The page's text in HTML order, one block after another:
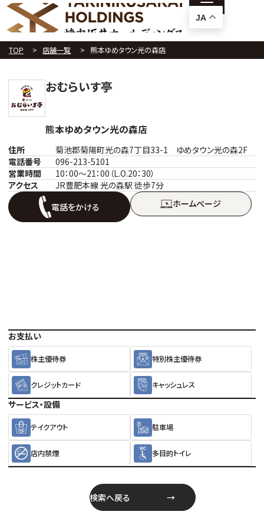
TOP 店舗一覧 熊本ゆめタウン光の森店
おむらいす亭
熊本ゆめタウン光の森店
住所
菊池郡菊陽町光の森7丁目33-1 ゆめタウン光の森2F
電話番号
096-213-5101
営業時間
10：00～21：00（L.O.20：30）
アクセス
JR豊肥本線 光の森駅 徒歩7分
電話をかける
ホームぺージ
お支払い
株主優待券 特別株主優待券
クレジットカード キャッシュレス
サービス・設備
テイクアウト 駐車場
店内禁煙 多目的トイレ
検索へ戻る
JA